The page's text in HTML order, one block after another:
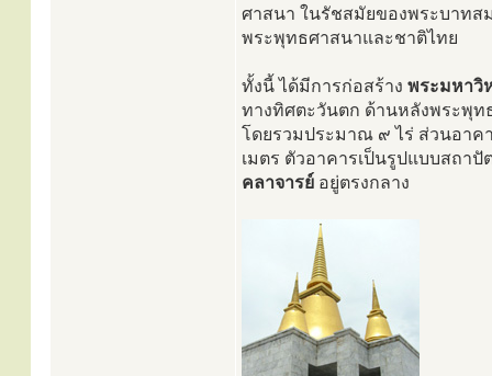
ศาสนา ในรัชสมัยของพระบาทส
พระพุทธศาสนาและชาติไทย
ทั้งนี้ ได้มีการก่อสร้าง พระมหาวิ
ทางทิศตะวันตก ด้านหลังพระพุ
โดยรวมประมาณ ๙ ไร่ ส่วนอาค
เมตร ตัวอาคารเป็นรูปแบบสถา
คลาจารย์ อยู่ตรงกลาง